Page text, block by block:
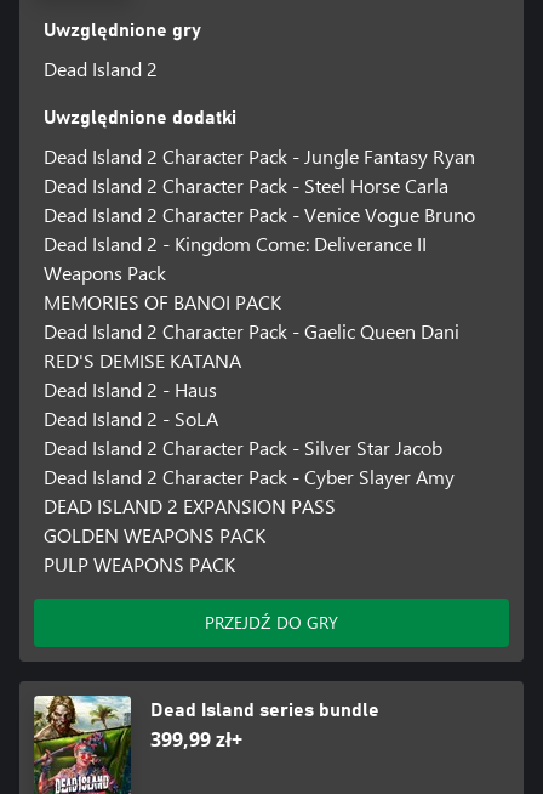
Uwzględnione gry
Dead Island 2
Uwzględnione dodatki
Dead Island 2 Character Pack - Jungle Fantasy Ryan
Dead Island 2 Character Pack - Steel Horse Carla
Dead Island 2 Character Pack - Venice Vogue Bruno
Dead Island 2 - Kingdom Come: Deliverance II
Weapons Pack
MEMORIES OF BANOI PACK
Dead Island 2 Character Pack - Gaelic Queen Dani
RED'S DEMISE KATANA
Dead Island 2 - Haus
Dead Island 2 - SoLA
Dead Island 2 Character Pack - Silver Star Jacob
Dead Island 2 Character Pack - Cyber Slayer Amy
DEAD ISLAND 2 EXPANSION PASS
GOLDEN WEAPONS PACK
PULP WEAPONS PACK
PRZEJDŹ DO GRY
Dead Island series bundle
399,99 zł+